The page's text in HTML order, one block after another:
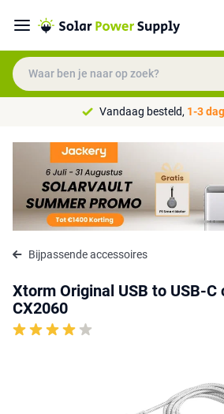
Vandaag besteld, 1-3
Bijpassende accessoires
Xtorm Original USB to USB-
CX2060